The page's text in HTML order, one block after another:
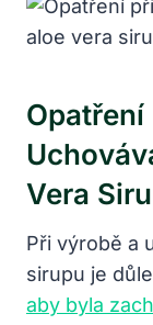
Opatření
Vera
Při výrobě a
sirupu je
aby byla